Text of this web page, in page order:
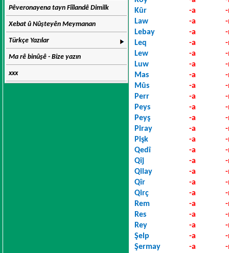
Pêveronayena tayn Fîîlandê Dimilk
Xebat û Nûşteyên Meymanan
Türkçe Yazılar
Ma rê binûşê - Bize yazın
xxx
Kûr
-a
Law
-a
Lebay
-a
Leq
-a
Lew
-a
Luw
-a
Mas
-a
Mûs
-a
Perr
-a
Peys
-a
Peyş
-a
Piray
-a
Pişk
-a
Qedî
-a
Qîj
-a
Qilay
-a
Qîr
-a
Qirç
-a
Rem
-a
Res
-a
Rey
-a
Şelp
-a
Şermay
-a